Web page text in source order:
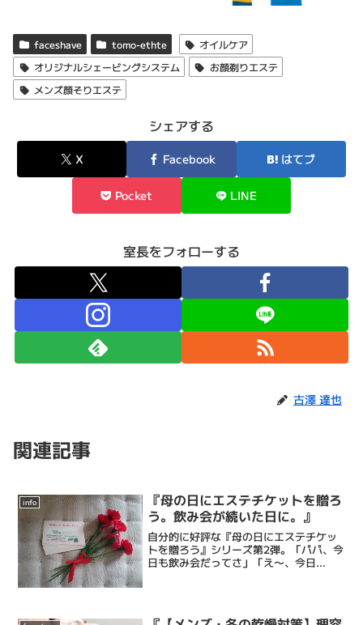
faceshave tomo-ethte
オイルケア
オリジナルシェービングシステム
お顔剃りエステ
メンズ顔そりエステ
シェアする
X Facebook はてブ
Pocket LINE
室長をフォローする
古澤 達也
関連記事
info
『母の日にエステチケットを贈ろ
う。飲み会が続いた日に。』
自分的に好評な『母の日にエステチケッ
トを贈ろう』シリーズ第2弾。「パパ、今
日も飲み会だってさ」「え〜、今日